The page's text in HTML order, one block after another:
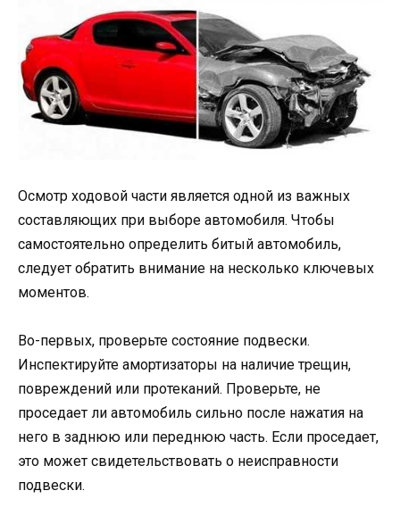
Осмотр ходовой части является одной из важных
составляющих при выборе автомобиля. Чтобы
самостоятельно определить битый автомобиль,
следует обратить внимание на несколько ключевых
моментов.
Во-первых, проверьте состояние подвески.
Инспектируйте амортизаторы на наличие трещин,
повреждений или протеканий. Проверьте, не
проседает ли автомобиль сильно после нажатия на
него в заднюю или переднюю часть. Если проседает,
это может свидетельствовать о неисправности
подвески.